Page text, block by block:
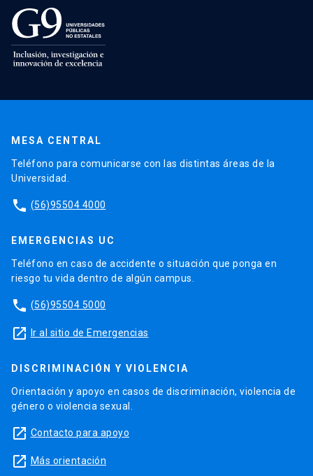
MESA CENTRAL
Teléfono para comunicarse con las distintas áreas de la
Universidad.
phone (56)95504 4000
EMERGENCIAS UC
Teléfono en caso de accidente o situación que ponga en
riesgo tu vida dentro de algún campus.
phone (56)95504 5000
launch Ir al sitio de Emergencias
DISCRIMINACIÓN Y VIOLENCIA
Orientación y apoyo en casos de discriminación, violencia de
género o violencia sexual.
launch Contacto para apoyo
launch Más orientación